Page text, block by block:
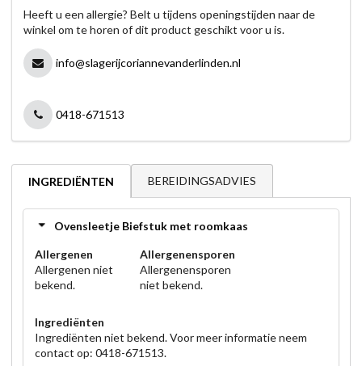
Heeft u een allergie? Belt u tijdens openingstijden naar de
winkel om te horen of dit product geschikt voor u is.
info@slagerijcoriannevanderlinden.nl
0418-671513
INGREDIËNTEN BEREIDINGSADVIES
Ovensleetje Biefstuk met roomkaas
Allergenen
Allergenen niet
bekend.
Allergenensporen
Allergenensporen
niet bekend.
Ingrediënten
Ingrediënten niet bekend. Voor meer informatie neem
contact op: 0418-671513.